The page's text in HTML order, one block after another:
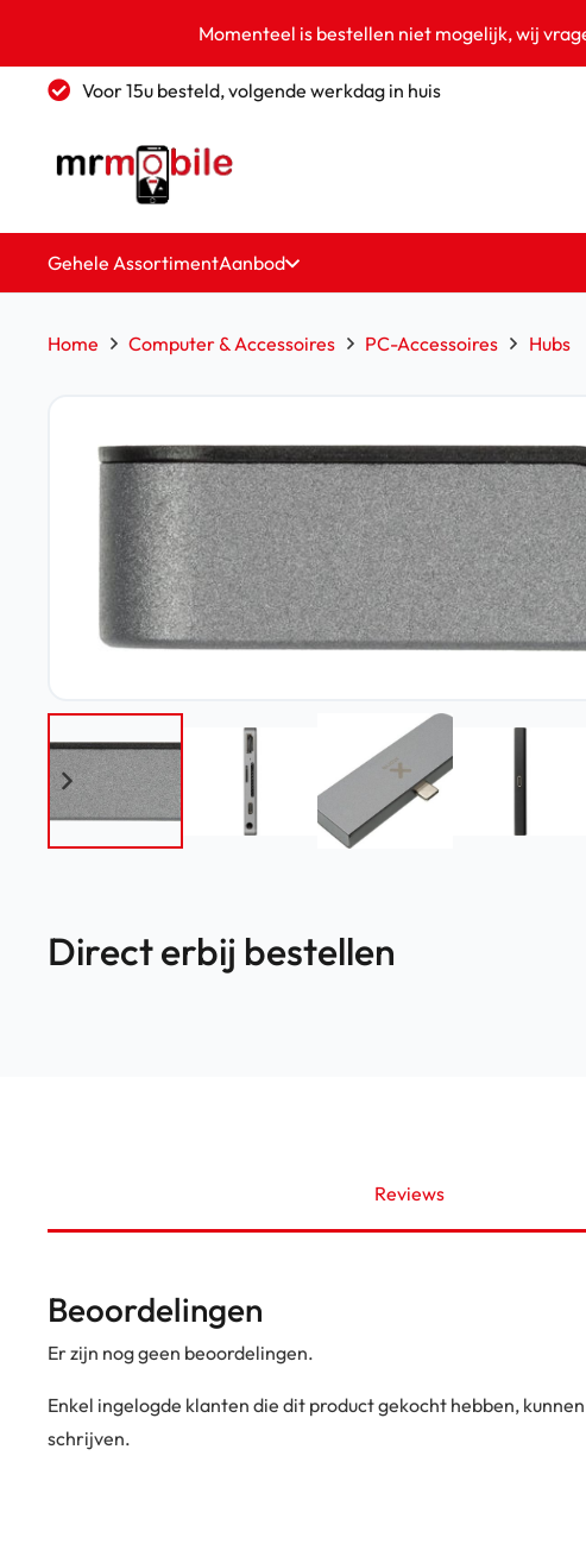
Momenteel is bestellen niet mogelijk, wij
Voor 15u besteld, volgende werkdag in huis
Gehele AssortimentAanbod
Home Computer & Accessoires PC-Accessoires Hubs
Direct erbij bestellen
Reviews
Beoordelingen
Er zijn nog geen beoordelingen.
Enkel ingelogde klanten die dit product gekocht hebben,
schrijven.